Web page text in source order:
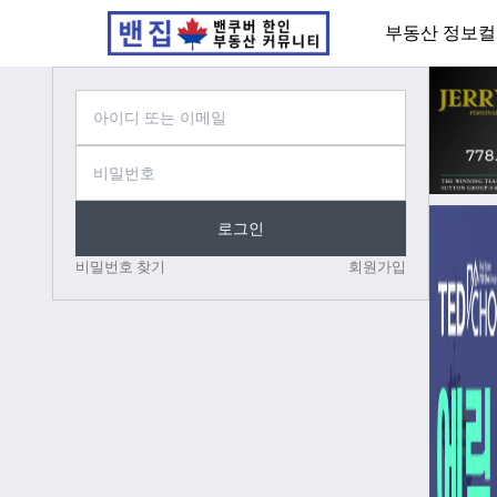
부동산 정보
로그인
비밀번호 찾기 회원가입